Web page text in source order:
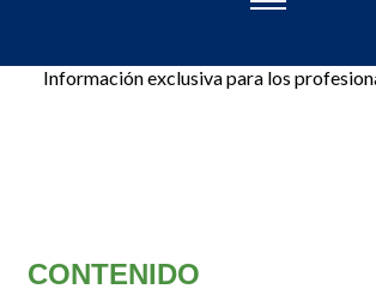
Información exclusiva para los
CONTENIDO